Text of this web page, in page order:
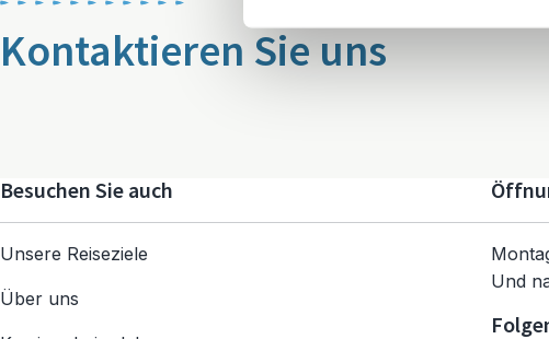
Kontaktieren Sie uns
Besuchen Sie auch
Unsere Reiseziele
Über uns
Und